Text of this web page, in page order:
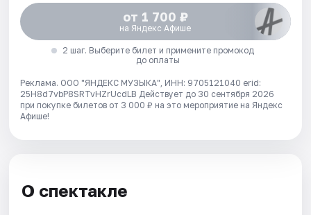
от 1 700 ₽
на Яндекс Афише
2 шаг. Выберите билет и примените промокод
до оплаты
Реклама. ООО "ЯНДЕКС МУЗЫКА", ИНН: 9705121040 erid:
25H8d7vbP8SRTvHZrUcdLB Действует до 30 сентября 2026
при покупке билетов от 3 000 ₽ на это мероприятие на Яндекс
Афише!
О спектакле